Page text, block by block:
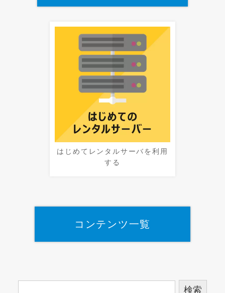
はじめてレンタルサーバを利用
する
コンテンツ一覧